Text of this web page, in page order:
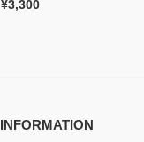
¥3,300
INFORMATION